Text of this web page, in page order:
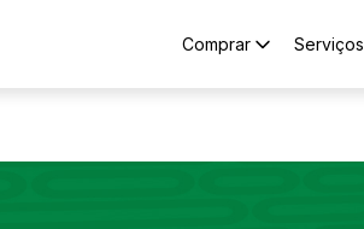
Comprar Serviços